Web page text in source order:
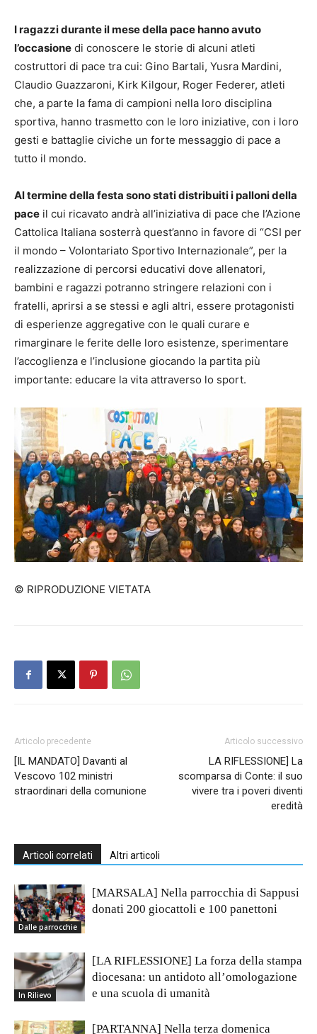
I ragazzi durante il mese della pace hanno avuto
l’occasione di conoscere le storie di alcuni atleti
costruttori di pace tra cui: Gino Bartali, Yusra Mardini,
Claudio Guazzaroni, Kirk Kilgour, Roger Federer, atleti
che, a parte la fama di campioni nella loro disciplina
sportiva, hanno trasmetto con le loro iniziative, con i loro
gesti e battaglie civiche un forte messaggio di pace a
tutto il mondo.
Al termine della festa sono stati distribuiti i palloni della
pace il cui ricavato andrà all’iniziativa di pace che l’Azione
Cattolica Italiana sosterrà quest’anno in favore di “CSI per
il mondo – Volontariato Sportivo Internazionale”, per la
realizzazione di percorsi educativi dove allenatori,
bambini e ragazzi potranno stringere relazioni con i
fratelli, aprirsi a se stessi e agli altri, essere protagonisti
di esperienze aggregative con le quali curare e
rimarginare le ferite delle loro esistenze, sperimentare
l’accoglienza e l’inclusione giocando la partita più
importante: educare la vita attraverso lo sport.
© RIPRODUZIONE VIETATA
Articolo precedente
[IL MANDATO] Davanti al
Vescovo 102 ministri
straordinari della comunione
Articolo successivo
LA RIFLESSIONE] La
scomparsa di Conte: il suo
vivere tra i poveri diventi
eredità
Articoli correlati Altri articoli
Dalle parrocchie
[MARSALA] Nella parrocchia di Sappusi
donati 200 giocattoli e 100 panettoni
In Rilievo
[LA RIFLESSIONE] La forza della stampa
diocesana: un antidoto all’omologazione
e una scuola di umanità
[PARTANNA] Nella terza domenica